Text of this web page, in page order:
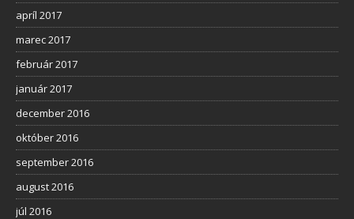
apríl 2017
marec 2017
február 2017
január 2017
december 2016
október 2016
september 2016
august 2016
júl 2016